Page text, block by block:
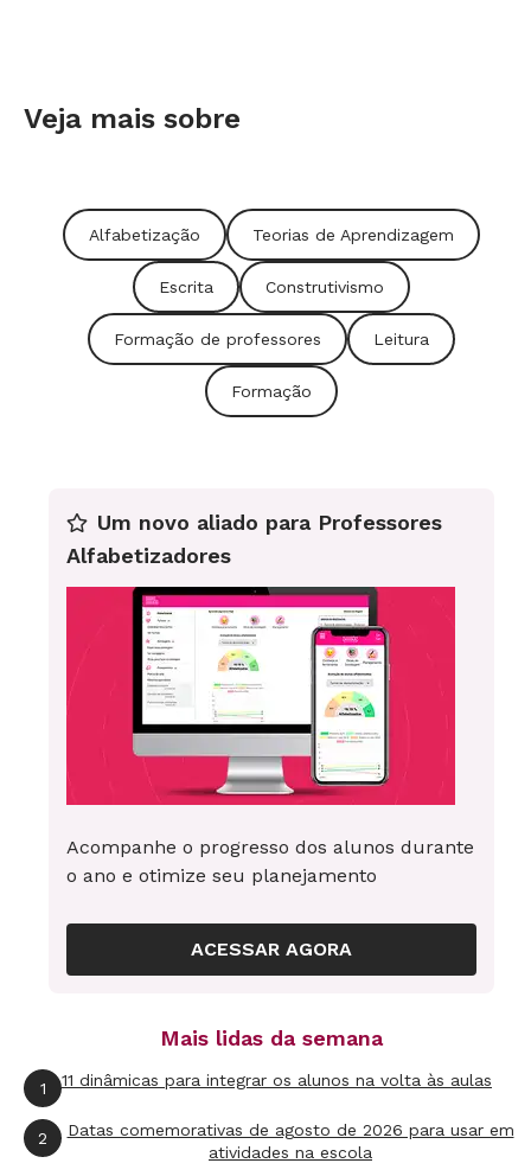
Veja mais sobre
Alfabetização Teorias de Aprendizagem
Escrita Construtivismo
Formação de professores Leitura
Formação
Um novo aliado para Professores
Alfabetizadores
Acompanhe o progresso dos alunos durante
o ano e otimize seu planejamento
ACESSAR AGORA
Mais lidas da semana
1 11 dinâmicas para integrar os alunos na volta às aulas
2
Datas comemorativas de agosto de 2026 para usar em
atividades na escola